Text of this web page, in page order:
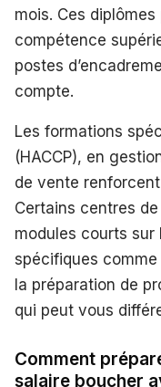
mois. Ces
compétence
postes
compte.
Les formations
(HACCP), en
de vente
Certains centres
modules courts sur
spécifiques comme
la préparation de
qui peut vous
Comment
salaire boucher